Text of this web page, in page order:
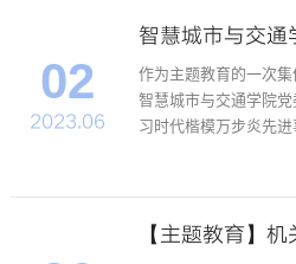
外高校、合作企业、...
02
2023.06
作为主题教育的一次集
智慧城市与交通学院
习时代楷模万步炎先进
海底成功下钻231...